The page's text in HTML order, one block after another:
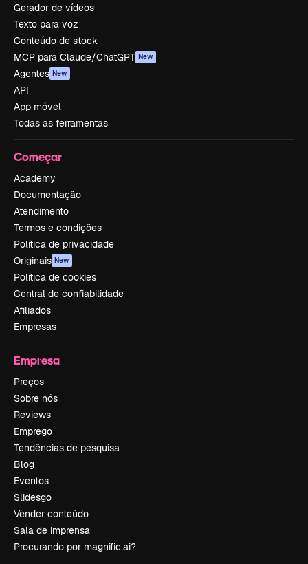
Gerador de vídeos
Texto para voz
Conteúdo de stock
MCP para Claude/ChatGPT New
Agentes New
API
App móvel
Todas as ferramentas
Começar
Academy
Documentação
Atendimento
Termos e condições
Política de privacidade
Originais New
Política de cookies
Central de confiabilidade
Afiliados
Empresas
Empresa
Preços
Sobre nós
Reviews
Emprego
Tendências de pesquisa
Blog
Eventos
Slidesgo
Vender conteúdo
Sala de imprensa
Procurando por magnific.ai?